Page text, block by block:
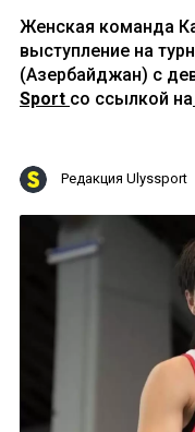
Женская команда
выступление на
(Азербайджан) с
Sport со ссылкой на
Редакция Ulyssport